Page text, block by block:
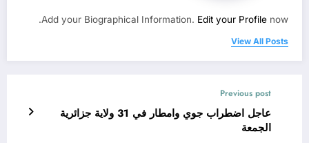
Add your Biographical Information. Edit your Profile now.
View All Posts
Previous post
عاجل اضطراب جوي وامطار في 31 ولاية جزائرية
الجمعة